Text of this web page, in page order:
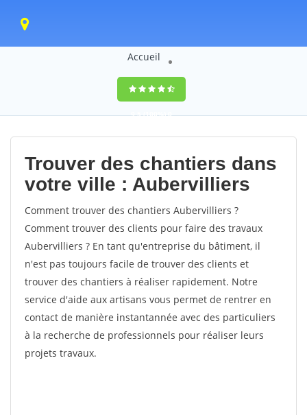
Accueil
9,5(100%)0
votes
Trouver des chantiers dans
votre ville : Aubervilliers
Comment trouver des chantiers Aubervilliers ?
Comment trouver des clients pour faire des travaux
Aubervilliers ? En tant qu'entreprise du bâtiment, il
n'est pas toujours facile de trouver des clients et
trouver des chantiers à réaliser rapidement. Notre
service d'aide aux artisans vous permet de rentrer en
contact de manière instantannée avec des particuliers
à la recherche de professionnels pour réaliser leurs
projets travaux.